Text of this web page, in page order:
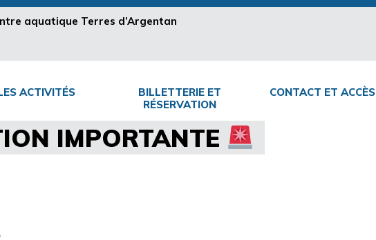
aquatique Terres d’Argentan
ACTIVITÉS
BILLETTERIE ET
RÉSERVATION
CONTACT ET ACCÈS
IMPORTANTE